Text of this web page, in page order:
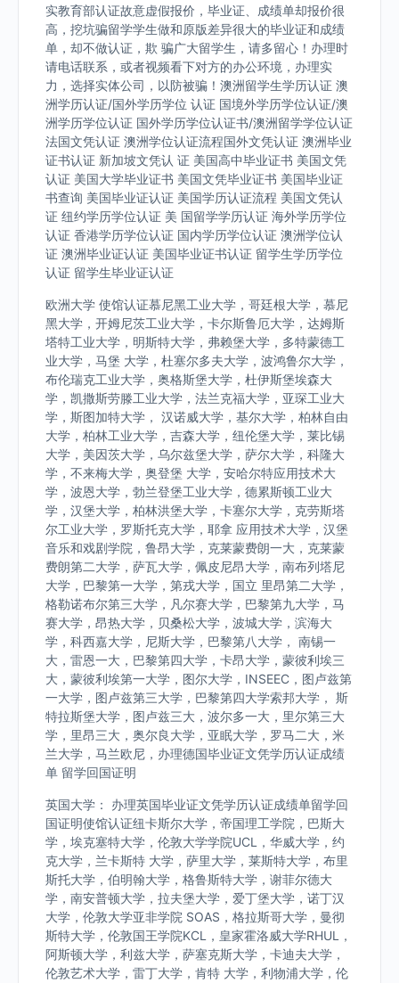
实教育部认证故意虚假报价，毕业证、成绩单却报价很
高，挖坑骗留学学生做和原版差异很大的毕业证和成绩
单，却不做认证，欺 骗广大留学生，请多留心！办理时
请电话联系，或者视频看下对方的办公环境，办理实
力，选择实体公司，以防被骗！澳洲留学生学历认证 澳
洲学历认证/国外学历学位 认证 国境外学历学位认证/澳
洲学历学位认证 国外学历学位认证书/澳洲留学学位认证
法国文凭认证 澳洲学位认证流程国外文凭认证 澳洲毕业
证书认证 新加坡文凭认 证 美国高中毕业证书 美国文凭
认证 美国大学毕业证书 美国文凭毕业证书 美国毕业证
书查询 美国毕业证认证 美国学历认证流程 美国文凭认
证 纽约学历学位认证 美 国留学学历认证 海外学历学位
认证 香港学历学位认证 国内学历学位认证 澳洲学位认
证 澳洲毕业证认证 美国毕业证书认证 留学生学历学位
认证 留学生毕业证认证
欧洲大学 使馆认证慕尼黑工业大学，哥廷根大学，慕尼
黑大学，开姆尼茨工业大学，卡尔斯鲁厄大学，达姆斯
塔特工业大学，明斯特大学，弗赖堡大学，多特蒙德工
业大学，马堡 大学，杜塞尔多夫大学，波鸿鲁尔大学，
布伦瑞克工业大学，奥格斯堡大学，杜伊斯堡埃森大
学，凯撒斯劳滕工业大学，法兰克福大学，亚琛工业大
学，斯图加特大学， 汉诺威大学，基尔大学，柏林自由
大学，柏林工业大学，吉森大学，纽伦堡大学，莱比锡
大学，美因茨大学，乌尔兹堡大学，萨尔大学，科隆大
学，不来梅大学，奥登堡 大学，安哈尔特应用技术大
学，波恩大学，勃兰登堡工业大学，德累斯顿工业大
学，汉堡大学，柏林洪堡大学，卡塞尔大学，克劳斯塔
尔工业大学，罗斯托克大学，耶拿 应用技术大学，汉堡
音乐和戏剧学院，鲁昂大学，克莱蒙费朗一大，克莱蒙
费朗第二大学，萨瓦大学，佩皮尼昂大学，南布列塔尼
大学，巴黎第一大学，第戎大学，国立 里昂第二大学，
格勒诺布尔第三大学，凡尔赛大学，巴黎第九大学，马
赛大学，昂热大学，贝桑松大学，波城大学，滨海大
学，科西嘉大学，尼斯大学，巴黎第八大学， 南锡一
大，雷恩一大，巴黎第四大学，卡昂大学，蒙彼利埃三
大，蒙彼利埃第一大学，图尔大学，INSEEC，图卢兹第
一大学，图卢兹第三大学，巴黎第四大学索邦大学， 斯
特拉斯堡大学，图卢兹三大，波尔多一大，里尔第三大
学，里昂三大，奥尔良大学，亚眠大学，罗马二大，米
兰大学，马兰欧尼，办理德国毕业证文凭学历认证成绩
单 留学回国证明
英国大学： 办理英国毕业证文凭学历认证成绩单留学回
国证明使馆认证纽卡斯尔大学，帝国理工学院，巴斯大
学，埃克塞特大学，伦敦大学学院UCL，华威大学，约
克大学，兰卡斯特 大学，萨里大学，莱斯特大学，布里
斯托大学，伯明翰大学，格鲁斯特大学，谢菲尔德大
学，南安普顿大学，拉夫堡大学，爱丁堡大学，诺丁汉
大学，伦敦大学亚非学院 SOAS，格拉斯哥大学，曼彻
斯特大学，伦敦国王学院KCL，皇家霍洛威大学RHUL，
阿斯顿大学，利兹大学，萨塞克斯大学，卡迪夫大学，
伦敦艺术大学，雷丁大学，肯特 大学，利物浦大学，伦